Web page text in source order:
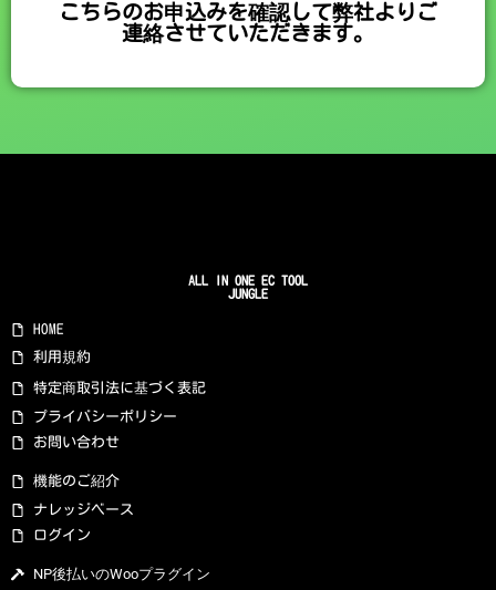
こちらのお申込みを確認して弊社よりご
連絡させていただきます。
ALL IN ONE EC TOOL
JUNGLE
HOME
利用規約
特定商取引法に基づく表記
プライバシーポリシー
お問い合わせ
機能のご紹介
ナレッジベース
ログイン
NP後払いのWooプラグイン